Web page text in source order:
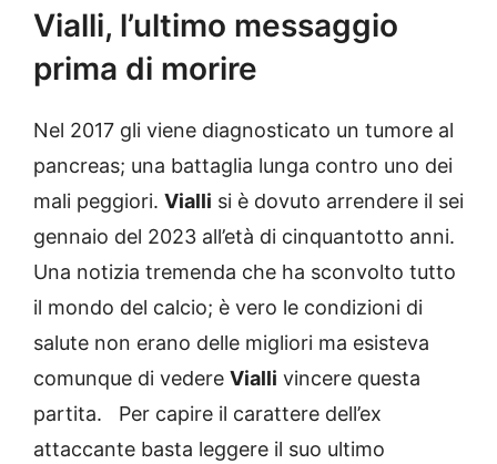
Vialli, l’ultimo messaggio
prima di morire
Nel 2017 gli viene diagnosticato un tumore al
pancreas; una battaglia lunga contro uno dei
mali peggiori. Vialli si è dovuto arrendere il sei
gennaio del 2023 all’età di cinquantotto anni.
Una notizia tremenda che ha sconvolto tutto
il mondo del calcio; è vero le condizioni di
salute non erano delle migliori ma esisteva
comunque di vedere Vialli vincere questa
partita. Per capire il carattere dell’ex
attaccante basta leggere il suo ultimo